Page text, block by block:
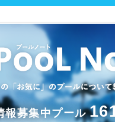
報募集中プール